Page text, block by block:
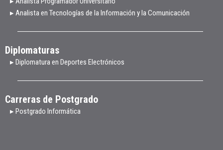
▸ Analista en Tecnologías de la Información y la Comunicación
Diplomaturas
▸ Diplomatura en Deportes Electrónicos
Carreras de Postgrado
▸ Postgrado Informática